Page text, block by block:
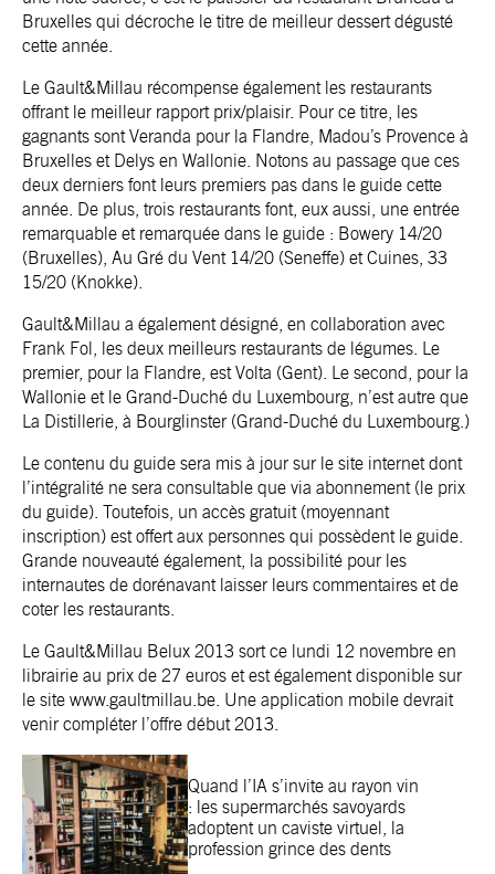
Bruxelles qui décroche le titre de meilleur dessert dégusté
cette année.
Le Gault&Millau récompense également les restaurants
offrant le meilleur rapport prix/plaisir. Pour ce titre, les
gagnants sont Veranda pour la Flandre, Madou’s Provence à
Bruxelles et Delys en Wallonie. Notons au passage que ces
deux derniers font leurs premiers pas dans le guide cette
année. De plus, trois restaurants font, eux aussi, une entrée
remarquable et remarquée dans le guide : Bowery 14/20
(Bruxelles), Au Gré du Vent 14/20 (Seneffe) et Cuines, 33
15/20 (Knokke).
Gault&Millau a également désigné, en collaboration avec
Frank Fol, les deux meilleurs restaurants de légumes. Le
premier, pour la Flandre, est Volta (Gent). Le second, pour la
Wallonie et le Grand-Duché du Luxembourg, n’est autre que
La Distillerie, à Bourglinster (Grand-Duché du Luxembourg.)
Le contenu du guide sera mis à jour sur le site internet dont
l’intégralité ne sera consultable que via abonnement (le prix
du guide). Toutefois, un accès gratuit (moyennant
inscription) est offert aux personnes qui possèdent le guide.
Grande nouveauté également, la possibilité pour les
internautes de dorénavant laisser leurs commentaires et de
coter les restaurants.
Le Gault&Millau Belux 2013 sort ce lundi 12 novembre en
librairie au prix de 27 euros et est également disponible sur
le site www.gaultmillau.be. Une application mobile devrait
venir compléter l’offre début 2013.
Quand l’IA s’invite au rayon vin
: les supermarchés savoyards
adoptent un caviste virtuel, la
profession grince des dents